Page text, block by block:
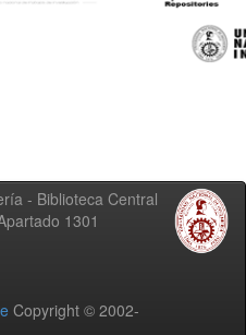
- Biblioteca Central
1301
Copyright © 2002-